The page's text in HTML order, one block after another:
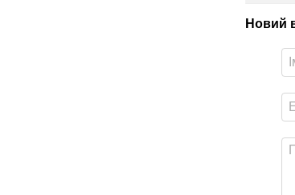
Новий